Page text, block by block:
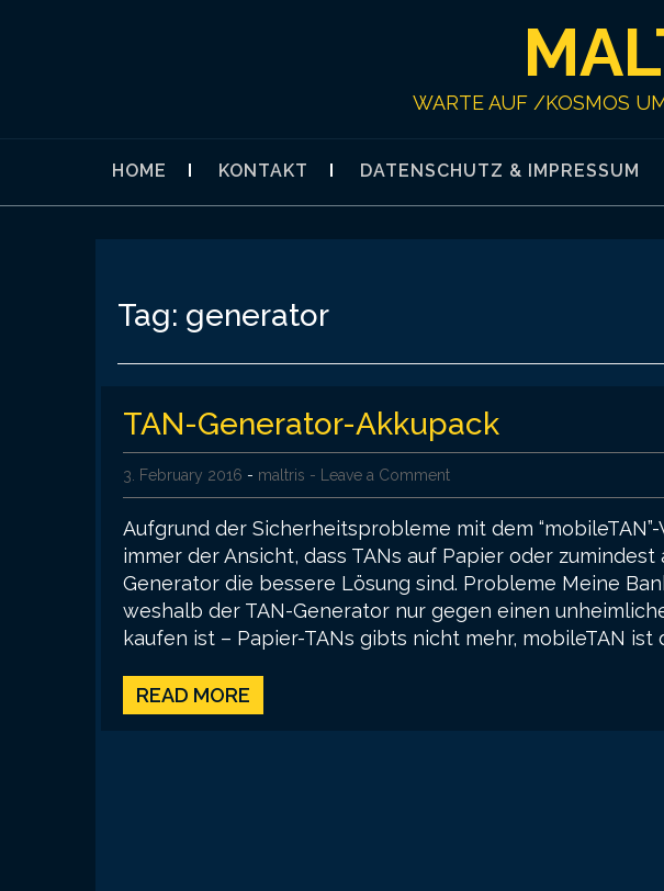
WARTE AUF /KOSMOS
HOME KONTAKT DATENSCHUTZ & IMPRESSUM
Tag: generator
TAN-Generator-Akkupack
3. February 2016 - maltris - Leave a Comment
Aufgrund der Sicherheitsprobleme mit dem
immer der Ansicht, dass TANs auf Papier oder
Generator die bessere Lösung sind. Probleme Meine
weshalb der TAN-Generator nur gegen einen
kaufen ist – Papier-TANs gibts nicht mehr, mobileTAN ist
READ MORE